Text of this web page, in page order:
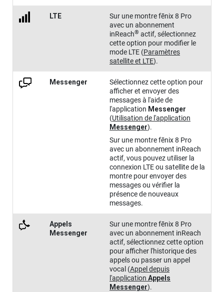
LTE Sur une montrefēnix 8 Pro
avec un abonnement
inReach® actif, sélectionnez
cette option pour modifier le
mode LTE (Paramètres
satellite et LTE).
Messenger
Sélectionnez cette option pour
afficher et envoyer des
messages à l'aide de
l'application Messenger
(Utilisation de l'application
Messenger).
Sur une montrefēnix 8 Pro
avec un abonnement inReach
actif, vous pouvez utiliser la
connexion LTE ou satellite de la
montre pour envoyer des
messages ou vérifier la
présence de nouveaux
messages.
Appels
Messenger
Sur une montrefēnix 8 Pro
avec un abonnement inReach
actif, sélectionnez cette option
pour afficher l'historique des
appels ou passer un appel
vocal (Appel depuis
l'application Appels
Messenger).